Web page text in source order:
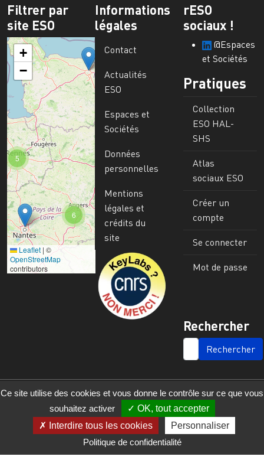
Filtrer par
site ESO
6
5
+
−
Leaflet | ©
OpenStreetMap
contributors
Informations
légales
Contact
Actualités
ESO
Espaces et
Sociétés
Données
personnelles
Mentions
légales et
crédits du
site
Image
rESO
sociaux !
@Espaces
et Sociétés
Pratiques
Collection
ESO HAL-
SHS
Atlas
sociaux ESO
Créer un
compte
Se connecter
Mot de passe
Rechercher
SEARCH
© 2023 - 2025 - UMR 6590 - Espaces et Sociétés
Ce site utilise des cookies et vous donne le contrôle sur ce que vous
souhaitez activer
OK, tout accepter
Interdire tous les cookies
Personnaliser
Politique de confidentialité